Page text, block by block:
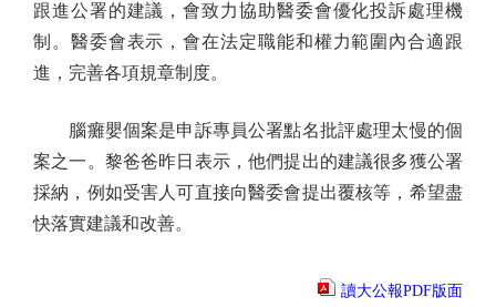
跟進公署的建議，會致力協助醫委會優化投訴處理機
制。醫委會表示，會在法定職能和權力範圍內合適跟
進，完善各項規章制度。
腦癱嬰個案是申訴專員公署點名批評處理太慢的個
案之一。黎爸爸昨日表示，他們提出的建議很多獲公署
採納，例如受害人可直接向醫委會提出覆核等，希望盡
快落實建議和改善。
讀大公報PDF版面